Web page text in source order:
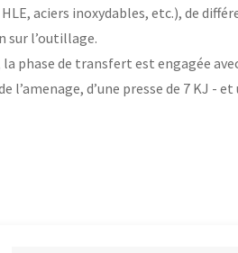
aciers inoxydables, etc.), de
sur l’outillage.
la phase de transfert est engagée
l’amenage, d’une presse de 7 KJ